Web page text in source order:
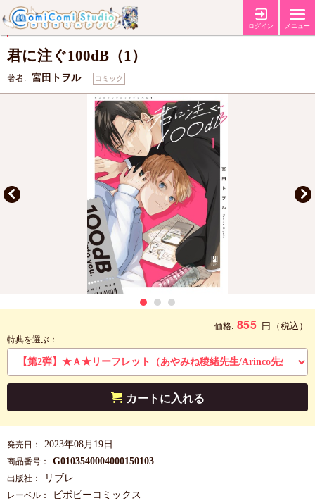
ログイン メニュー
特典 【コミコミ特典リーフレット】 【コミコミ特典クリアイラストカード】
フェア 【ビーボーイコミックスフェア2026 第2弾】
君に注ぐ100dB（1）
著者: 宮田トヲル コミック
価格: 855 円 （税込）
特典を選ぶ：
カートに入れる
発売日： 2023年08月19日
商品番号： G0103540004000150103
出版社： リブレ
レーベル： ビボピーコミックス